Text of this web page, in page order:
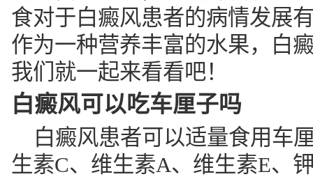
食对于白癜风患者的病情发展
作为一种营养丰富的水果，白
我们就一起来看看吧！
白癜风可以吃车厘子吗
白癜风患者可以适量食用车
生素C、维生素A、维生素E、